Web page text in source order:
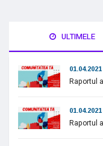
ULTIMELE
01.04.2021
Raportul
01.04.2021
Raportul